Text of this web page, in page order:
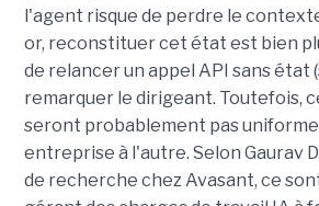
l'agent risque de perdre le
or, reconstituer cet état est bien
de relancer un appel API sans état
remarquer le dirigeant. Toutefois,
seront probablement pas
entreprise à l'autre. Selon Gaurav
de recherche chez Avasant, ce